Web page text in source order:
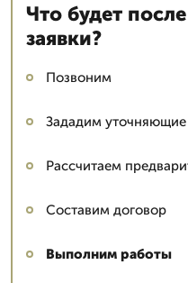
Что будет
заявки?
Позвоним
Зададим
Рассчитаем
Составим договор
Выполним работы